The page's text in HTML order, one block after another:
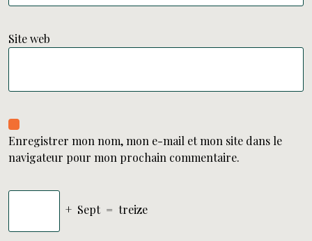
Site web
Enregistrer mon nom, mon e-mail et mon site dans le
navigateur pour mon prochain commentaire.
+ Sept = treize